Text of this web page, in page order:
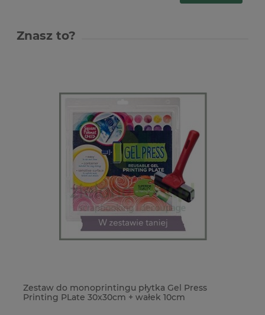
Znasz to?
Zestaw do monoprintingu płytka Gel Press
Printing PLate 30x30cm + wałek 10cm